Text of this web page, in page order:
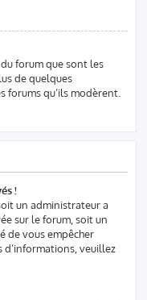
forum que sont les
de quelques
forums qu’ils modèrent.
!
un administrateur a
sur le forum, soit un
de vous empêcher
d’informations, veuillez